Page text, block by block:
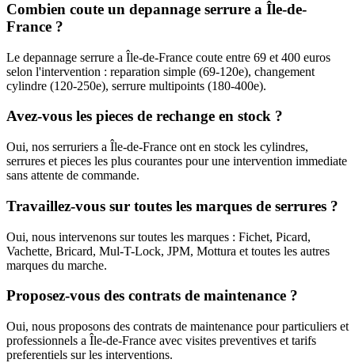
Combien coute un depannage serrure a Île-de-
France ?
Le depannage serrure a Île-de-France coute entre 69 et 400 euros
selon l'intervention : reparation simple (69-120e), changement
cylindre (120-250e), serrure multipoints (180-400e).
Avez-vous les pieces de rechange en stock ?
Oui, nos serruriers a Île-de-France ont en stock les cylindres,
serrures et pieces les plus courantes pour une intervention immediate
sans attente de commande.
Travaillez-vous sur toutes les marques de serrures ?
Oui, nous intervenons sur toutes les marques : Fichet, Picard,
Vachette, Bricard, Mul-T-Lock, JPM, Mottura et toutes les autres
marques du marche.
Proposez-vous des contrats de maintenance ?
Oui, nous proposons des contrats de maintenance pour particuliers et
professionnels a Île-de-France avec visites preventives et tarifs
preferentiels sur les interventions.